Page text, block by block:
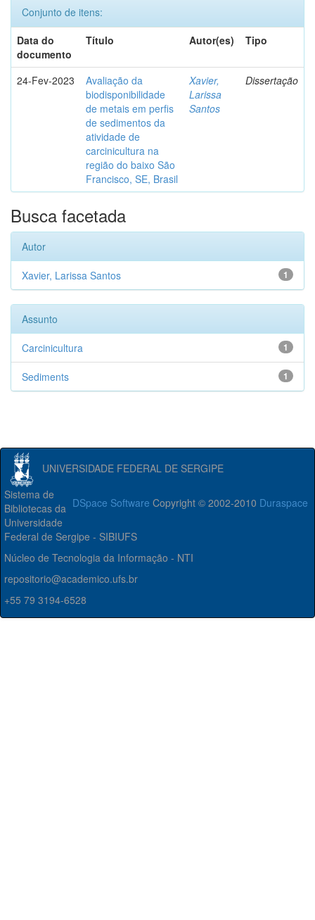
Conjunto de itens:
Data do
documento
Título Autor(es) Tipo
24-Fev-2023
Avaliação da
biodisponibilidade
de metais em perfis
de sedimentos da
atividade de
carcinicultura na
região do baixo São
Francisco, SE, Brasil
Xavier,
Larissa
Santos
Dissertação
Busca facetada
Autor
1
Xavier, Larissa Santos
Assunto
1
Carcinicultura
1
Sediments
UNIVERSIDADE FEDERAL DE SERGIPE
DSpace Software Copyright © 2002-2010 Duraspace
Sistema de
Bibliotecas da
Universidade
Federal de Sergipe - SIBIUFS
Núcleo de Tecnologia da Informação - NTI
repositorio@academico.ufs.br
+55 79 3194-6528